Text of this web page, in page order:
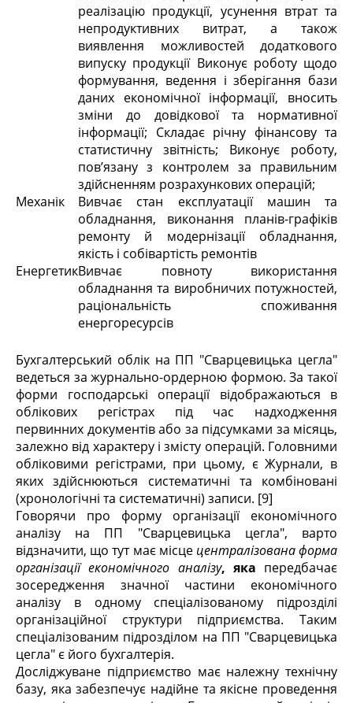
реалізацію продукції, усунення втрат та
непродуктивних витрат, а також
виявлення можливостей додаткового
випуску продукції Виконує роботу щодо
формування, ведення і зберігання бази
даних економічної інформації, вносить
зміни до довідкової та нормативної
інформації; Складає річну фінансову та
статистичну звітність; Виконує роботу,
пов’язану з контролем за правильним
здійсненням розрахункових операцій;
Механік
Вивчає стан експлуатації машин та
обладнання, виконання планів-графіків
ремонту й модернізації обладнання,
якість і собівартість ремонтів
ЕнергетикВивчає повноту використання
обладнання та виробничих потужностей,
раціональність споживання
енергоресурсів
Бухгалтерський облік на ПП "Сварцевицька цегла"
ведеться за журнально-ордерною формою. За такої
форми господарські операції відображаються в
облікових регістрах під час надходження
первинних документів або за підсумками за місяць,
залежно від характеру і змісту операцій. Головними
обліковими регістрами, при цьому, є Журнали, в
яких здійснюються систематичні та комбіновані
(хронологічні та систематичні) записи. [9]
Говорячи про форму організації економічного
аналізу на ПП "Сварцевицька цегла", варто
відзначити, що тут має місце централізована форма
організації економічного аналізу, яка передбачає
зосередження значної частини економічного
аналізу в одному спеціалізованому підрозділі
організаційної структури підприємства. Таким
спеціалізованим підрозділом на ПП "Сварцевицька
цегла" є його бухгалтерія.
Досліджуване підприємство має належну технічну
базу, яка забезпечує надійне та якісне проведення